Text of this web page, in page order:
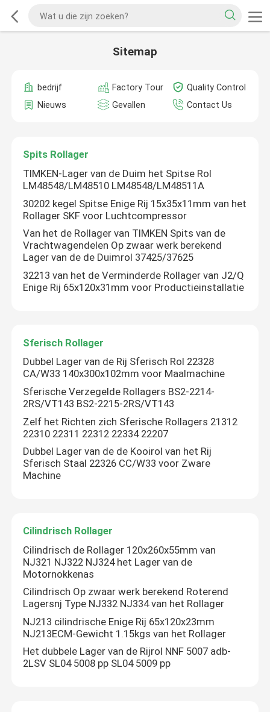
Sitemap
bedrijf Factory Tour
Quality Control
Nieuws
Gevallen Contact Us
Spits Rollager
TIMKEN-Lager van de Duim het Spitse Rol
LM48548/LM48510 LM48548/LM48511A
30202 kegel Spitse Enige Rij 15x35x11mm van het
Rollager SKF voor Luchtcompressor
Van het de Rollager van TIMKEN Spits van de
Vrachtwagendelen Op zwaar werk berekend
Lager van de de Duimrol 37425/37625
32213 van het de Verminderde Rollager van J2/Q
Enige Rij 65x120x31mm voor Productieinstallatie
Sferisch Rollager
Dubbel Lager van de Rij Sferisch Rol 22328
CA/W33 140x300x102mm voor Maalmachine
Sferische Verzegelde Rollagers BS2-2214-
2RS/VT143 BS2-2215-2RS/VT143
Zelf het Richten zich Sferische Rollagers 21312
22310 22311 22312 22334 22207
Dubbel Lager van de de Kooirol van het Rij
Sferisch Staal 22326 CC/W33 voor Zware
Machine
Cilindrisch Rollager
Cilindrisch de Rollager 120x260x55mm van
NJ321 NJ322 NJ324 het Lager van de
Motornokkenas
Cilindrisch Op zwaar werk berekend Roterend
Lagersnj Type NJ332 NJ334 van het Rollager
NJ213 cilindrische Enige Rij 65x120x23mm
NJ213ECM-Gewicht 1.15kgs van het Rollager
Het dubbele Lager van de Rijrol NNF 5007 adb-
2LSV SL04 5008 pp SL04 5009 pp